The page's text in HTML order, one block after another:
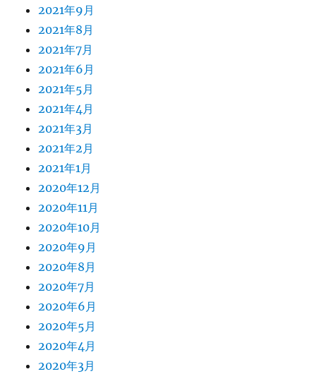
2021年9月
2021年8月
2021年7月
2021年6月
2021年5月
2021年4月
2021年3月
2021年2月
2021年1月
2020年12月
2020年11月
2020年10月
2020年9月
2020年8月
2020年7月
2020年6月
2020年5月
2020年4月
2020年3月